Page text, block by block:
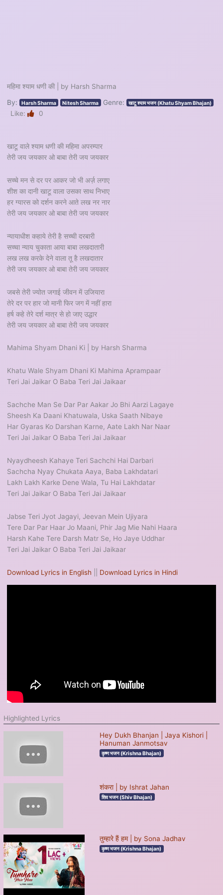
महिमा श्याम धणी की | by Harsh Sharma
By: Harsh Sharma Nitesh Sharma Genre: खाटू श्याम भजन (Khatu Shyam Bhajan)
Like: 0
खाटू वाले श्याम धणी की महिमा अपरम्पार
तेरी जय जयकार ओ बाबा तेरी जय जयकार
सच्चे मन से दर पर आकर जो भी अर्ज़ लगाए
शीश का दानी खाटू वाला उसका साथ निभाए
हर ग्यारस को दर्शन करने आते लख नर नार
तेरी जय जयकार ओ बाबा तेरी जय जयकार
न्यायाधीश कहाये तेरी है सच्ची दरबारी
सच्चा न्याय चुकाता आया बाबा लखदातारी
लख लख करके देने वाला तू है लखदातार
तेरी जय जयकार ओ बाबा तेरी जय जयकार
जबसे तेरी ज्योत जगाई जीवन में उजियारा
तेरे दर पर हार जो मानी फिर जग में नहीं हारा
हर्ष कहे तेरे दर्श मात्र से हो जाए उद्धार
तेरी जय जयकार ओ बाबा तेरी जय जयकार
Mahima Shyam Dhani Ki | by Harsh Sharma
Khatu Wale Shyam Dhani Ki Mahima Aprampaar
Teri Jai Jaikar O Baba Teri Jai Jaikaar
Sachche Man Se Dar Par Aakar Jo Bhi Aarzi Lagaye
Sheesh Ka Daani Khatuwala, Uska Saath Nibaye
Har Gyaras Ko Darshan Karne, Aate Lakh Nar Naar
Teri Jai Jaikar O Baba Teri Jai Jaikaar
Nyaydheesh Kahaye Teri Sachchi Hai Darbari
Sachcha Nyay Chukata Aaya, Baba Lakhdatari
Lakh Lakh Karke Dene Wala, Tu Hai Lakhdatar
Teri Jai Jaikar O Baba Teri Jai Jaikaar
Jabse Teri Jyot Jagayi, Jeevan Mein Ujiyara
Tere Dar Par Haar Jo Maani, Phir Jag Mie Nahi Haara
Harsh Kahe Tere Darsh Matr Se, Ho Jaye Uddhar
Teri Jai Jaikar O Baba Teri Jai Jaikaar
Download Lyrics in English Download Lyrics in Hindi
Highlighted Lyrics
Hey Dukh Bhanjan | Jaya Kishori |
Hanuman Janmotsav
कृष्ण भजन (Krishna Bhajan)
शंकरा | by Ishrat Jahan
शिव भजन (Shiv Bhajan)
तुम्हारे हैं हम | by Sona Jadhav
कृष्ण भजन (Krishna Bhajan)